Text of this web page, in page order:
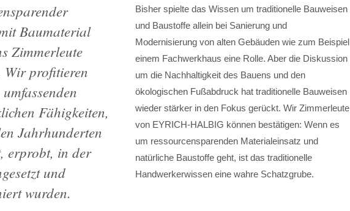
Baumaterial
Zimmerleute
Wir profitieren
Fähigkeiten,
Jahrhunderten
erprobt, in der
und
wurden.
Bisher spielte das Wissen um traditionelle Bauweisen
und Baustoffe allein bei Sanierung und
Modernisierung von alten Gebäuden wie zum Beispiel
einem Fachwerkhaus eine Rolle. Aber die Diskussion
um die Nachhaltigkeit des Bauens und den
ökologischen Fußabdruck hat traditionelle Bauweisen
wieder stärker in den Fokus gerückt. Wir Zimmerleute
von EYRICH-HALBIG können bestätigen: Wenn es
um ressourcensparenden Materialeinsatz und
natürliche Baustoffe geht, ist das traditionelle
Handwerkerwissen eine wahre Schatzgrube.